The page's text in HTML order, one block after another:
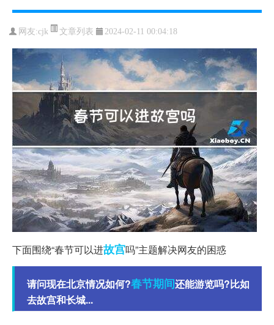
网友:cjk 文章列表 2024-02-11 00:04:18
下面围绕“春节可以进故宫吗”主题解决网友的困惑
请问现在北京情况如何?春节期间还能游览吗?比如
去故宫和长城...